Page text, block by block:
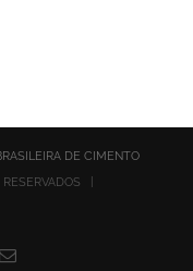
DE CIMENTO
|
E-